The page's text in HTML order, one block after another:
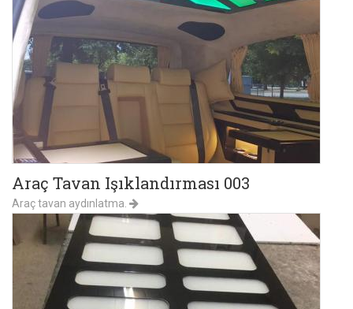
Araç Tavan Işıklandırması 003
Araç tavan aydınlatma.